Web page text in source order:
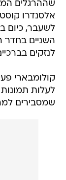
שההרגלים
אלסנדרו
השניים בחדר
לנזקים
קולומבארי
לעלות
שמסבירים למה בגיל 44 היא